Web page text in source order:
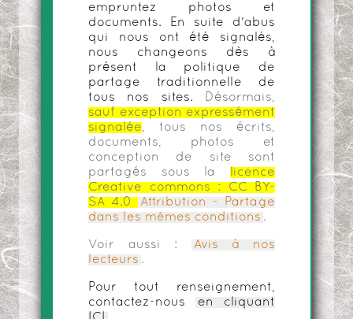
empruntez photos et
documents. En suite d'abus
qui nous ont été signalés,
nous changeons dès à
présent la politique de
partage traditionnelle de
tous nos sites.
Désormais,
sauf exception expressément
signalée, tous nos écrits,
documents, photos et
conception de site sont
partagés sous la
licence
Creative commons :
CC BY-
SA 4.0
Attribution - Partage
dans les mêmes conditions .
Voir aussi :
Avis à nos
lecteurs .
Pour tout renseignement,
contactez-nous
en cliquant